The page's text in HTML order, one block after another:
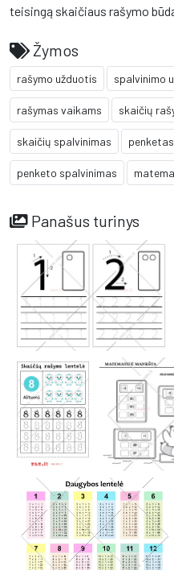
teisingą skaičiaus rašymo
Žymos
rašymo užduotis spalvinimo
rašymas vaikams skaičių
skaičių spalvinimas penketas
penketo spalvinimas
Panašus turinys